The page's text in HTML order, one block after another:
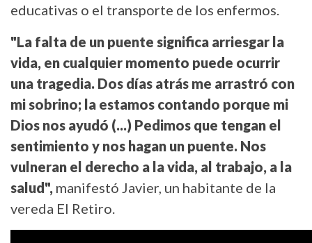
educativas o el transporte de los enfermos.
"La falta de un puente significa arriesgar la
vida, en cualquier momento puede ocurrir
una tragedia. Dos días atrás me arrastró con
mi sobrino; la estamos contando porque mi
Dios nos ayudó (...) Pedimos que tengan el
sentimiento y nos hagan un puente. Nos
vulneran el derecho a la vida, al trabajo, a la
salud", manifestó Javier, un habitante de la
vereda El Retiro.